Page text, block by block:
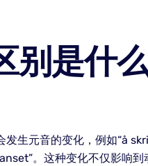
别是什
生元音的变化，例如“å
。这种变化不仅影响